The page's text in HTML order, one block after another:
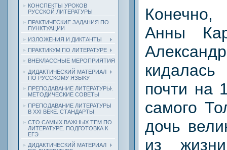
КОНСПЕКТЫ УРОКОВ
РУССКОЙ ЛИТЕРАТУРЫ
ПРАКТИЧЕСКИЕ ЗАДАНИЯ ПО
ПУНКТУАЦИИ
ИЗЛОЖЕНИЯ И ДИКТАНТЫ
ПРАКТИКУМ ПО ЛИТЕРАТУРЕ
ВНЕКЛАССНЫЕ МЕРОПРИЯТИЯ
ДИДАКТИЧЕСКИЙ МАТЕРИАЛ
ПО РУССКОМУ ЯЗЫКУ
ПРЕПОДАВАНИЕ ЛИТЕРАТУРЫ.
МЕТОДИЧЕСКИЕ СОВЕТЫ
ПРЕПОДАВАНИЕ ЛИТЕРАТУРЫ
В XXI ВЕКЕ. СТАНДАРТЫ
СТО САМЫХ ВАЖНЫХ ТЕМ ПО
ЛИТЕРАТУРЕ. ПОДГОТОВКА К
ЕГЭ
ДИДАКТИЧЕСКИЙ МАТЕРИАЛ
Анны
почти на
самого
дочь
из